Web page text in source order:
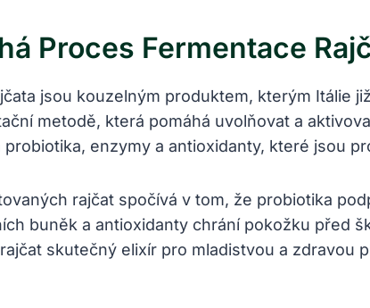
Proces Fermentace
jsou kouzelným produktem, kterým Itálie
metodě, která pomáhá uvolňovat a
probiotika, enzymy a antioxidanty, které jsou
rajčat spočívá v tom, že probiotika
buněk a antioxidanty chrání pokožku před
skutečný elixír pro mladistvou a zdravou